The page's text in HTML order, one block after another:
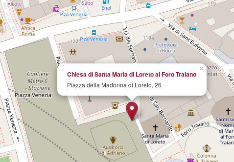
×
Chiesa di Santa Maria di Loreto al Foro Traiano
Piazza della Madonna di Loreto, 26